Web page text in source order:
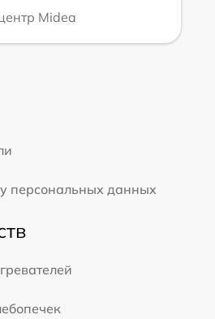
Midea
персональных данных